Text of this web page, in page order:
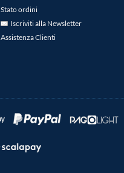
Stato ordini
Iscriviti alla Newsletter
Assistenza Clienti